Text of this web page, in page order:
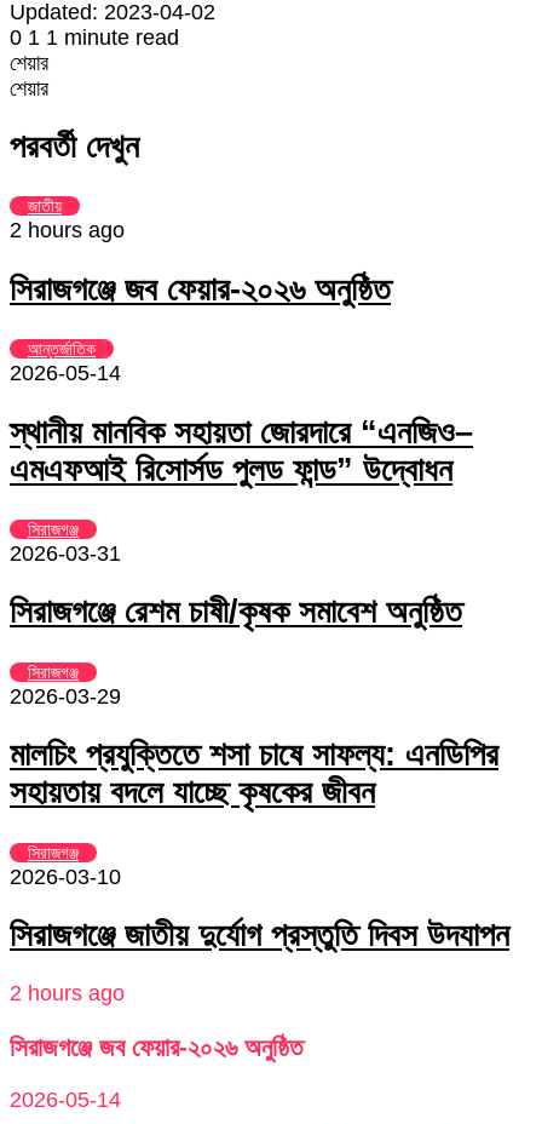
Updated: 2023-04-02
0 1 1 minute read
শেয়ার
Facebook
Twitter
LinkedIn
Skype
Messenger
Messenger
WhatsApp
Telegram
Share
Email
প্রিন্ট
শেয়ার
via
Email
পরবর্তী দেখুন
জাতীয়
2 hours ago
সিরাজগঞ্জে জব ফেয়ার-২০২৬ অনুষ্ঠিত
আন্তর্জাতিক
2026-05-14
স্থানীয় মানবিক সহায়তা জোরদারে “এনজিও–
এমএফআই রিসোর্সড পুলড ফান্ড” উদ্বোধন
সিরাজগঞ্জ
2026-03-31
সিরাজগঞ্জে রেশম চাষী/কৃষক সমাবেশ অনুষ্ঠিত
সিরাজগঞ্জ
2026-03-29
মালচিং প্রযুক্তিতে শসা চাষে সাফল্য: এনডিপির
সহায়তায় বদলে যাচ্ছে কৃষকের জীবন
সিরাজগঞ্জ
2026-03-10
সিরাজগঞ্জে জাতীয় দুর্যোগ প্রস্তুতি দিবস উদযাপন
2 hours ago
সিরাজগঞ্জে জব ফেয়ার-২০২৬ অনুষ্ঠিত
2026-05-14